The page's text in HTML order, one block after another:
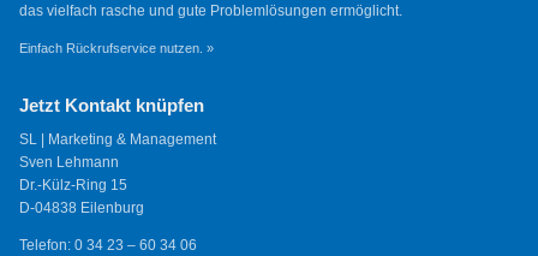
das vielfach rasche und gute Problemlösungen ermöglicht.
Einfach Rückrufservice nutzen. »
Jetzt Kontakt knüpfen
SL | Marketing & Management
Sven Lehmann
Dr.-Külz-Ring 15
D-04838 Eilenburg
Telefon: 0 34 23 – 60 34 06